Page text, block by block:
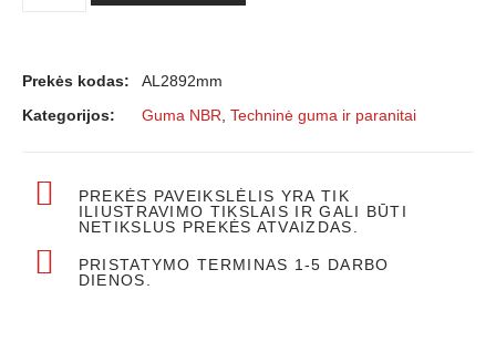
Prekės kodas:
AL2892mm
Kategorijos:
Guma NBR Techninė guma ir paranitai
PREKĖS PAVEIKSLĖLIS YRA TIK
ILIUSTRAVIMO TIKSLAIS IR GALI BŪTI
NETIKSLUS PREKĖS ATVAIZDAS.
PRISTATYMO TERMINAS 1-5 DARBO
DIENOS.